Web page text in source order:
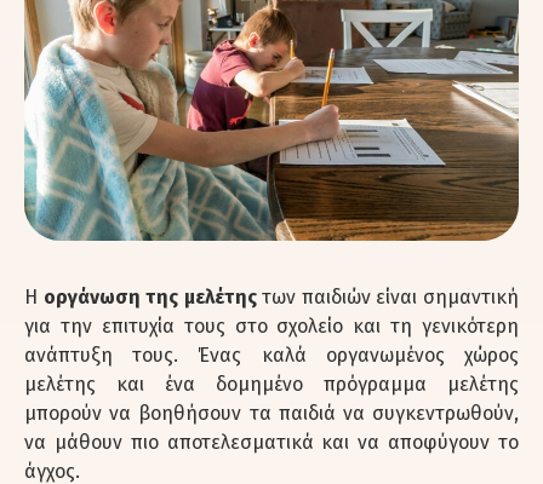
Η οργάνωση της μελέτηςτων παιδιών είναι σημαντική
για την επιτυχία τους στο σχολείο και τη γενικότερη
ανάπτυξη τους. Ένας καλά οργανωμένος χώρος
μελέτης και ένα δομημένο πρόγραμμα μελέτης
μπορούν να βοηθήσουν τα παιδιά να συγκεντρωθούν,
να μάθουν πιο αποτελεσματικά και να αποφύγουν το
άγχος.